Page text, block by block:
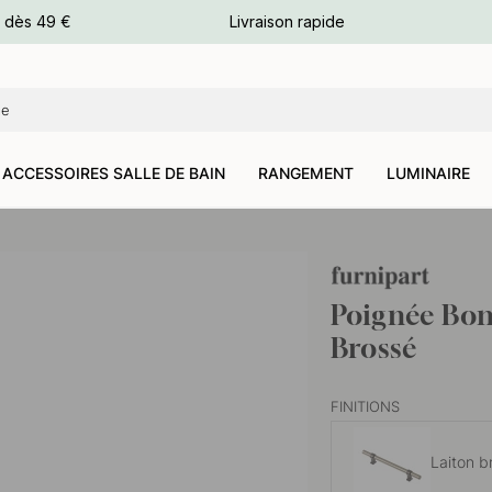
dès 49 € Livraison rapide
ACCESSOIRES SALLE DE BAIN RANGEMENT LUMINAIRE
Poignée
Brossé
FINITIONS
Laiton